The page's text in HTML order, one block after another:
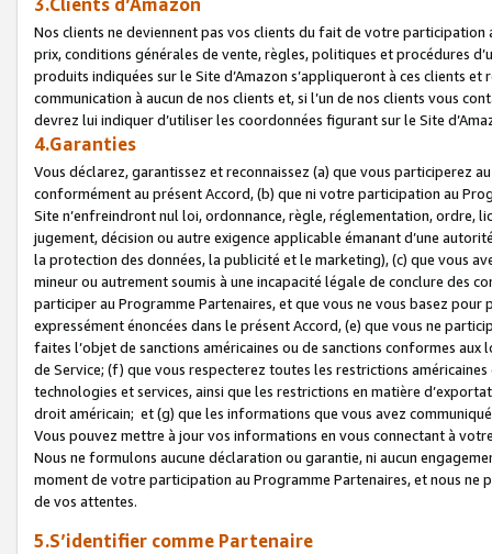
Nos clients ne deviennent pas vos clients du fait de votre
prix, conditions générales de vente, règles, politiques et procédures
produits indiquées sur le Site d’Amazon s’appliqueront à ces clients
communication à aucun de nos clients et, si l’un de nos clients vous
devrez lui indiquer d’utiliser les coordonnées figurant sur le Site
4.Garanties
Vous déclarez, garantissez et reconnaissez (a) que vous participerez
conformément au présent Accord, (b) que ni votre participation au
Site n’enfreindront nul loi, ordonnance, règle, réglementation, ordre,
jugement, décision ou autre exigence applicable émanant d’une
la protection des données, la publicité et le marketing), (c) que vous
mineur ou autrement soumis à une incapacité légale de conclure des
participer au Programme Partenaires, et que vous ne vous basez
expressément énoncées dans le présent Accord, (e) que vous ne
faites l’objet de sanctions américaines ou de sanctions conformes
de Service; (f) que vous respecterez toutes les restrictions
technologies et services, ainsi que les restrictions en matière
droit américain; et (g) que les informations que vous avez
Vous pouvez mettre à jour vos informations en vous connectant à
Nous ne formulons aucune déclaration ou garantie, ni aucun
moment de votre participation au Programme Partenaires, et nous
de vos attentes.
5.S’identifier comme Partenaire